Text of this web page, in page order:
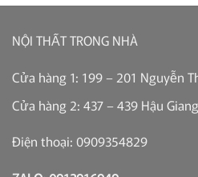
NỘI THẤT TRONG NHÀ
Cửa hàng 1: 199 – 201 Nguyễn
Cửa hàng 2: 437 – 439 Hậu
Điện thoại: 0909354829